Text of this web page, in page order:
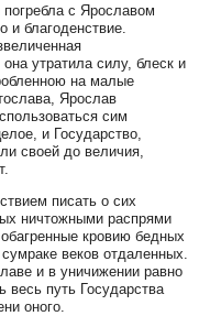
с Ярославом
и благоденствие.
утратила силу, блеск и
на малые
Ярослав
сим
и Государство,
своей до величия,
писать о сих
ничтожными распрями
кровию бедных
веков отдаленных.
и в уничижении равно
весь путь Государства
оного.